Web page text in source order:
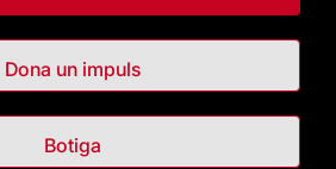
Dona un impuls
Botiga